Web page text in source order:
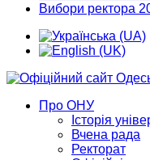
Вибори ректора
Про ОНУ
Історія
Вчена рада
Ректорат